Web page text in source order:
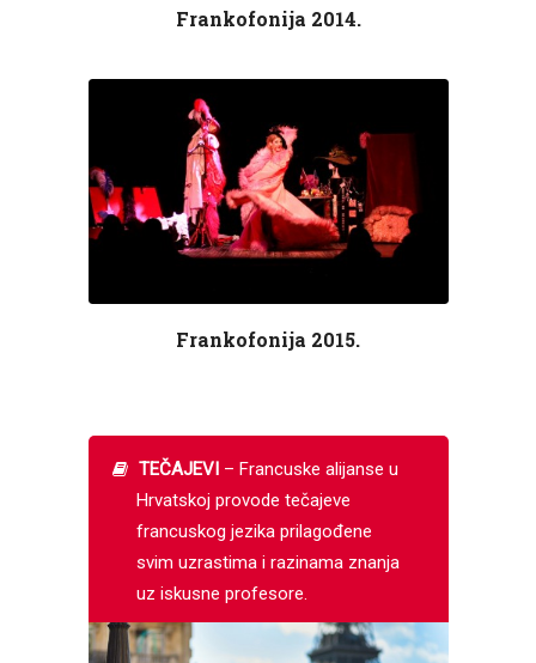
Frankofonija 2014.
Frankofonija 2015.
TEČAJEVI– Francuske alijanse u
Hrvatskoj provode tečajeve
francuskog jezika prilagođene
svim uzrastima i razinama znanja
uz iskusne profesore.